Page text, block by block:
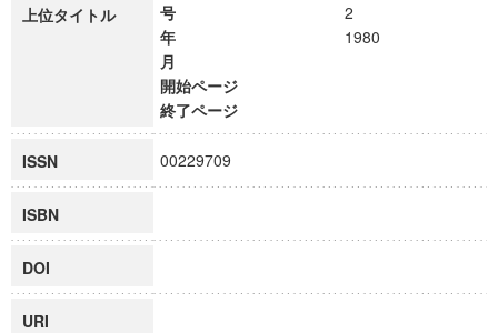
上位タイトル
号
2
年
1980
月
開始ページ
終了ページ
ISSN 00229709
ISBN
DOI
URI